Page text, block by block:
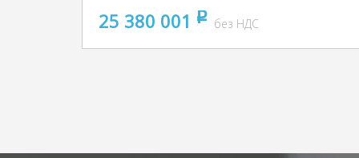
25 380 001 pуббез НДС